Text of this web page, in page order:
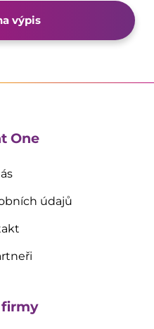
výpis
One
údajů
firmy